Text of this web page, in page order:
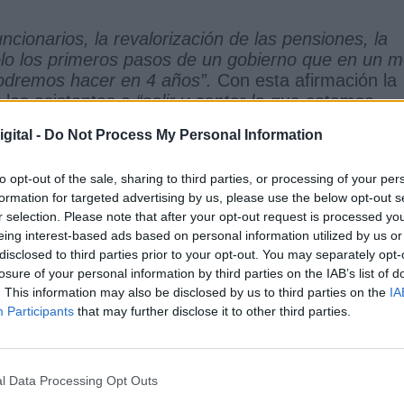
- Do Not Process My Personal Information
opt-out of the sale, sharing to third parties, or processing of your
for targeted advertising by us, please use the below opt-out
selection. Please note that after your opt-out request is processed
interest-based ads based on personal information utilized by us
to third parties prior to your opt-out. You may separately
of your personal information by third parties on the IAB’s list of
This information may also be disclosed by us to third parties on the
Participants that may further disclose it to other third parties.
Data Processing Opt Outs
la revalorización de las pensiones, la
los primeros pasos de un gobierno que en un
hacer en 4 años”. Con esta afirmación la
los asistentes a“salir y contar lo que estamos
igualdad, ecología… en definitiva, la agenda
por eso el gran reto de la legislatura es la
social lo hace defendiendo la igualdad y la
puesto el acento en conseguir lo que ha
luchar contra la desigualdad, “que se elevó
% de pobreza infantil” y por lo que “vamos a
2020 y la ultraderecha dice que la
aprobará una ley de libertades sexuales para que